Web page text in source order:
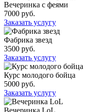
Вечеринка с феями
7000 руб.
Заказать услугу
Фабрика звезд
3500 руб.
Заказать услугу
Курс молодого бойца
5000 руб.
Заказать услугу
Вечеринка LoL